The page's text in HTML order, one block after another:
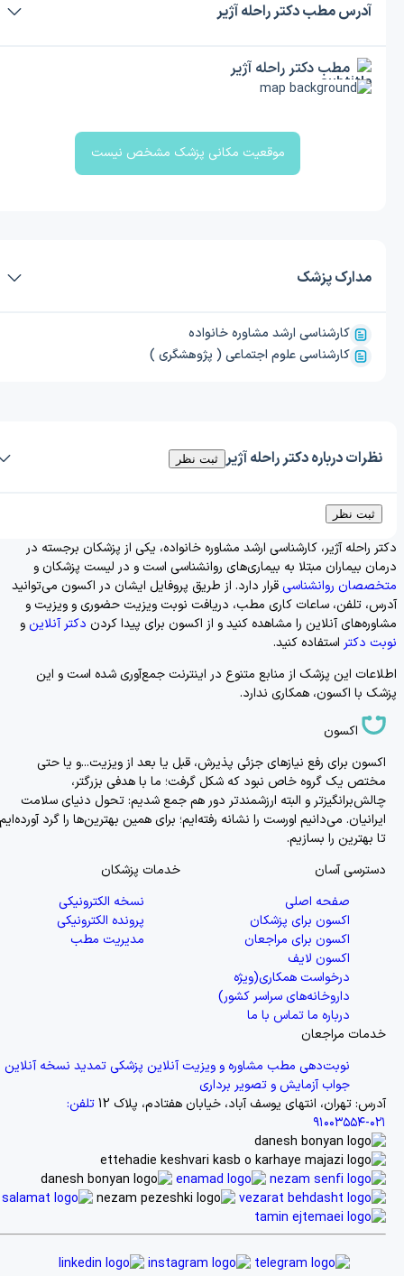
آدرس مطب دکتر راحله آژیر
مطب دکتر راحله آژیر
موقعیت مکانی پزشک مشخص نیست
مدارک پزشک
کارشناسی ارشد مشاوره خانواده
کارشناسی علوم اجتماعی ( پژوهشگری )
نظرات درباره دکتر راحله آژیر ثبت نظر
ثبت نظر
دکتر راحله آژیر، کارشناسی ارشد مشاوره خانواده، یکی از پزشکان برجسته در
درمان بیماران مبتلا به بیماری‌های روانشناسی است و در لیست پزشکان و
متخصصان روانشناسی قرار دارد. از طریق پروفایل ایشان در اکسون می‌توانید
آدرس، تلفن، ساعات کاری مطب، دریافت نوبت ویزیت حضوری و ویزیت و
مشاوره‌های آنلاین را مشاهده کنید و از اکسون برای پیدا کردن دکتر آنلاین و
نوبت دکتر استفاده کنید.
اطلاعات این پزشک از منابع متنوع در اینترنت جمع‌آوری شده است و این
پزشک با اکسون، همکاری ندارد.
اکسون
اکسون برای رفع نیازهای جزئی پذیرش، قبل یا بعد از ویزیت...و یا حتی
مختص یک گروه خاص نبود که شکل گرفت؛ ما با هدفی بزرگتر،
چالش‌برانگیزتر و البته ارزشمندتر دور هم جمع شدیم: تحول دنیای سلامت
ایرانیان. می‌دانیم اورست را نشانه رفته‌ایم؛ برای همین بهترین‌ها را گرد آورده‌ایم
تا بهترین را بسازیم.
دسترسی آسان
صفحه اصلی
اکسون برای پزشکان
اکسون برای مراجعان
اکسون لایف
درخواست همکاری(ویژه
داروخانه‌های سراسر کشور)
درباره ماتماس با ما
خدمات پزشکان
نسخه الکترونیکی
پرونده الکترونیکی
مدیریت مطب
خدمات مراجعان
نوبت‌دهی مطب مشاوره و ویزیت آنلاین پزشکی تمدید نسخه آنلاین
جواب آزمایش و تصویر برداری
آدرس: تهران، انتهای یوسف آباد، خیابان هفتادم، پلاک 12
تلفن:
۰۲۱-۹۱۰۰۳۵۵۴